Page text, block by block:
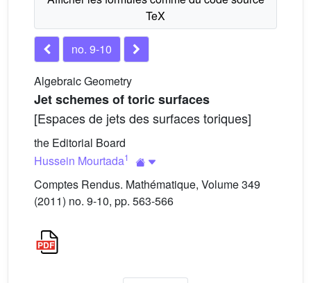
no. 9-10
Algebraic Geometry
Jet schemes of toric surfaces
[Espaces de jets des surfaces toriques]
the Editorial Board
Hussein Mourtada1
Comptes Rendus. Mathématique, Volume 349
(2011) no. 9-10, pp. 563-566